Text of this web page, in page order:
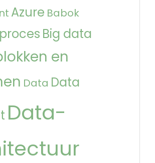
Azure Babok
Big data
en
Data Data
Data-